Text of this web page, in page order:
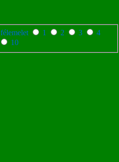
félemelet 1 2 3
4
10